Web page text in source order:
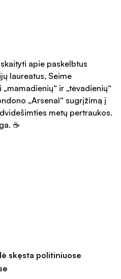
apie paskelbtus
laureatus, Seime
ir „tėvadienių“
„Arsenal“ sugrįžimą į
metų pertraukos.
☕
skęsta politiniuose